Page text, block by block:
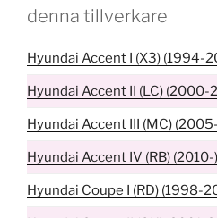
denna tillverkare
Hyundai Accent I (X3) (1994-
Hyundai Accent II (LC) (2000-
Hyundai Accent III (MC)
Hyundai Accent IV (RB) (2010-)
Hyundai Coupe I (RD) (1998-